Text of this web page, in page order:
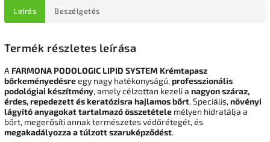
Leírás Beszélgetés
Termék részletes leírása
A FARMONA PODOLOGIC LIPID SYSTEM Krémtapasz
bőrkeményedésreegy nagy hatékonyságú,professzionális
podológiai készítmény, amely célzottan kezeli a nagyon száraz,
érdes, repedezett és keratózisra hajlamos bőrt. Speciális,növényi
lágyító anyagokat tartalmazó összetétele mélyen hidratálja a
bőrt, megerősíti annak természetes védőrétegét, és
megakadályozza a túlzott szaruképződést.